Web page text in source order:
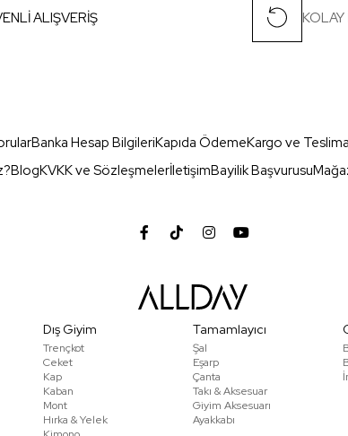
ALIŞVERİŞ KOLAY
Banka Hesap BilgileriKapıda ÖdemeKargo ve
BlogKVKK ve SözleşmelerİletişimBayilik Başvurusu
Dış Giyim
Trençkot
Ceket
Kap
Kaban
Mont
Hırka & Yelek
Tamamlayıcı
Şal
Eşarp
Çanta
Takı & Aksesuar
Giyim Aksesuarı
Ayakkabı